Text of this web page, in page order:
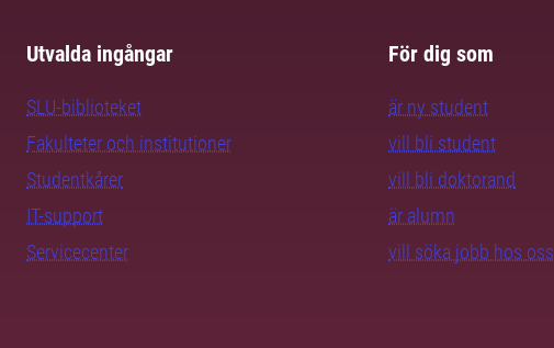
Utvalda ingångar
SLU-biblioteket
Fakulteter och institutioner
Studentkårer
IT-support
Servicecenter
För dig som
är ny student
vill bli student
vill bli doktorand
är alumn
vill söka jobb hos oss